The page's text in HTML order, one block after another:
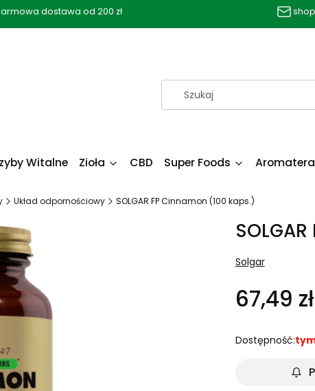
dostawa od 200 zł
Witalne Zioła CBD Super Foods
Układ odpornościowy SOLGAR FP Cinnamon (100 kaps.)
Solgar
67,49 zł
Dostępność: